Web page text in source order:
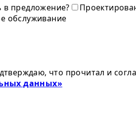
в предложение?
обслуживание
что прочитал и
данных»